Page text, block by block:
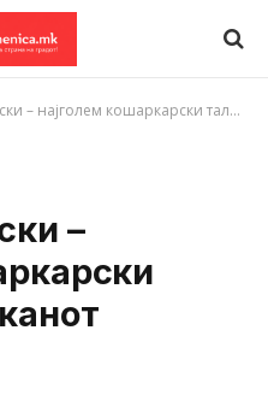
кошаркарски талент на Балканот
–